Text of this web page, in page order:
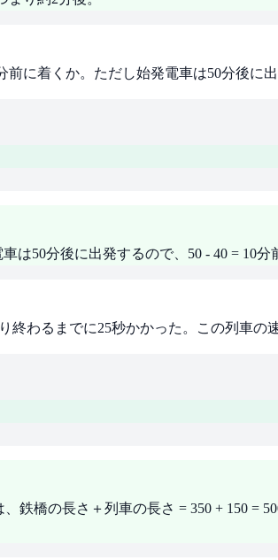
に着くか。ただし始発電車は50分後に出
は50分後に出発するので、50 - 40 = 10
わるまでに25秒かかった。この列車の
橋の長さ＋列車の長さ = 350 + 150 =